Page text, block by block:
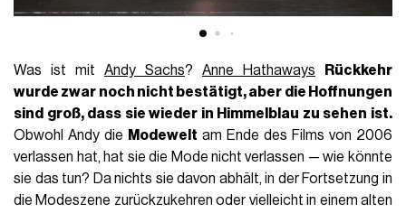
Was ist mitAndy Sachs?Anne Hathaways
Rückkehr
wurde zwar noch nicht bestätigt, aber die Hoffnungen
sind groß, dass sie wieder in Himmelblau zu sehen ist.
Obwohl Andy die Modewelt am Ende des Films von 2006
verlassen hat, hat sie die Mode nicht verlassen — wie könnte
sie das tun? Da nichts sie davon abhält, in der Fortsetzung in
die Modeszene zurückzukehren oder vielleicht in einem alten